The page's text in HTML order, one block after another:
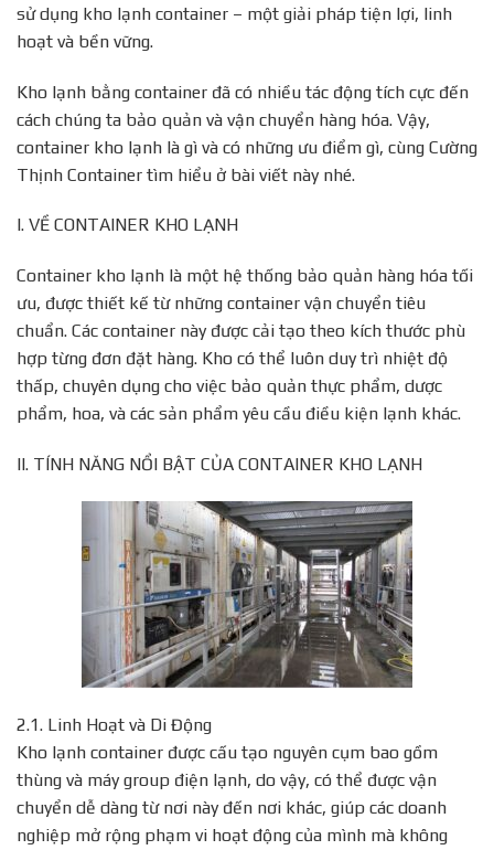
sử dụng kho lạnh container – một giải pháp tiện lợi, linh
hoạt và bền vững.
Kho lạnh bằng container đã có nhiều tác động tích cực đến
cách chúng ta bảo quản và vận chuyển hàng hóa. Vậy,
container kho lạnh là gì và có những ưu điểm gì, cùng Cường
Thịnh Container tìm hiểu ở bài viết này nhé.
I. VỀ CONTAINER KHO LẠNH
Container kho lạnh là một hệ thống bảo quản hàng hóa tối
ưu, được thiết kế từ những container vận chuyển tiêu
chuẩn. Các container này được cải tạo theo kích thước phù
hợp từng đơn đặt hàng. Kho có thể luôn duy trì nhiệt độ
thấp, chuyên dụng cho việc bảo quản thực phẩm, dược
phẩm, hoa, và các sản phẩm yêu cầu điều kiện lạnh khác.
II. TÍNH NĂNG NỔI BẬT CỦA CONTAINER KHO LẠNH
2.1. Linh Hoạt và Di Động
Kho lạnh container được cấu tạo nguyên cụm bao gồm
thùng và máy group điện lạnh, do vậy, có thể được vận
chuyển dễ dàng từ nơi này đến nơi khác, giúp các doanh
nghiệp mở rộng phạm vi hoạt động của mình mà không